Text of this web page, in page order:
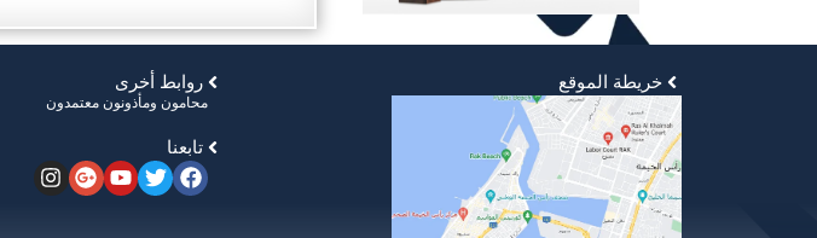
روابط أخرى
محامون ومأذونون معتمدون
تابعنا
خريطة الموقع